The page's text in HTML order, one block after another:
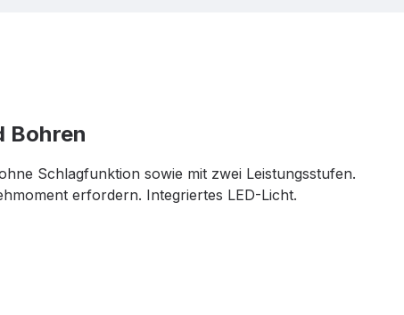
Bohren
Schlagfunktion sowie mit zwei Leistungsstufen.
erfordern. Integriertes LED-Licht.